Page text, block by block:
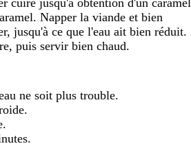
Napper la viande et bien
jusqu'à ce que l'eau ait bien réduit.
puis servir bien chaud.
ne soit plus trouble.